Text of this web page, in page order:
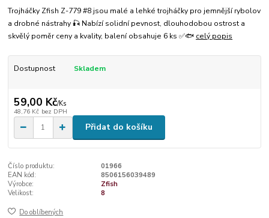
Trojháčky Zfish Z-779 #8 jsou malé a lehké trojháčky pro jemnější rybolov
a drobné nástrahy 🎣 Nabízí solidní pevnost, dlouhodobou ostrost a
skvělý poměr ceny a kvality, balení obsahuje 6 ks ✅🐟 celý popis
Dostupnost Skladem
59,00 Kč/Ks
48,76 Kč bez DPH
Přidat do košíku
Číslo produktu:
01966
EAN kód:
8506156039489
Výrobce:
Zfish
Velikost:
8
Do oblíbených